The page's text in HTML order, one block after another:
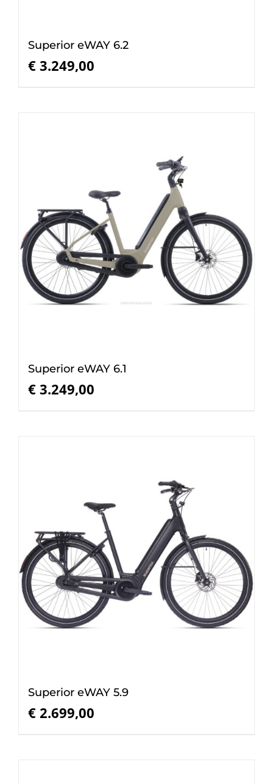
Superior eWAY 6.2
€ 3.249,00
Superior eWAY 6.1
€ 3.249,00
Superior eWAY 5.9
€ 2.699,00